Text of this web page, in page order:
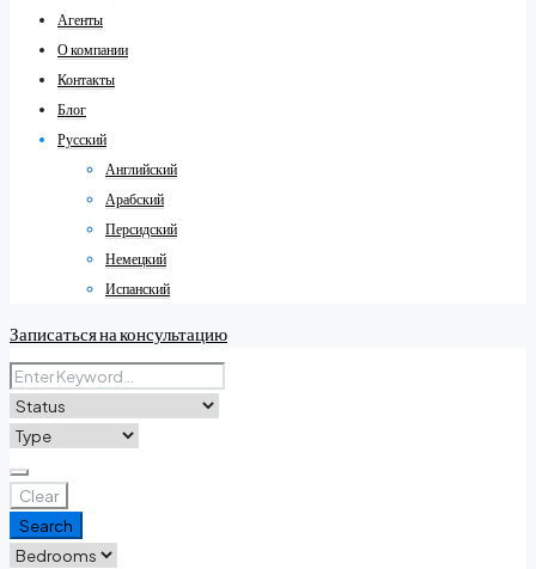
Агенты
О компании
Контакты
Блог
Русский
Английский
Арабский
Персидский
Немецкий
Испанский
Записаться на консультацию
Clear
Search